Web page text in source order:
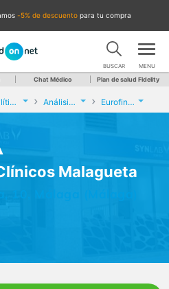
-5% de descuento para tu compra
BUSCAR MENU
Chat Médico Plan de salud Fidelity
Analíticas y Genética Análisis de PSA Eurofins Análisis Clínicos Malagueta
Malagueta